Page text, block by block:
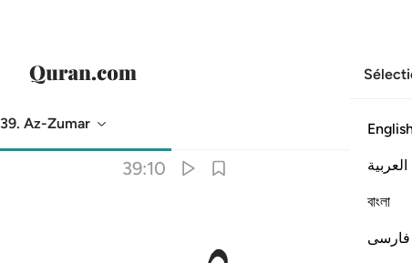
العربية
বাংলা
فارسی
39. Az-Zumar Traduction
39:10
١٠
أَجْرَهُم بِغَيْرِ حِسَابٍۢ ١٠